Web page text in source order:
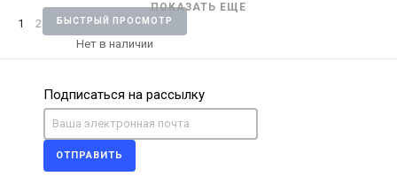
БЫСТРЫЙ ПРОСМОТР
Нет в наличии
ПОКАЗАТЬ ЕЩЕ
1 2
Подписаться на рассылку
ОТПРАВИТЬ